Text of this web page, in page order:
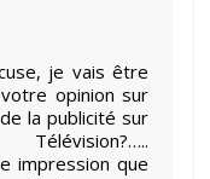
je vais être
opinion sur
la publicité sur
impression que